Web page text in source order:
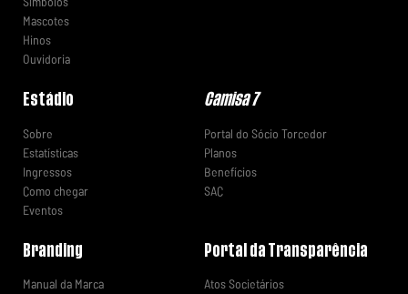
Mascotes
Hinos
Ouvidoria
Estádio
Sobre
Estatísticas
Ingressos
Como chegar
Eventos
Camisa 7
Portal do Sócio Torcedor
Planos
Benefícios
SAC
Branding
Manual da Marca
Portal da Transparência
Atos Societários